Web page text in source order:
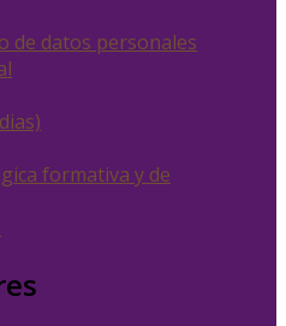
de datos personales
formativa y de